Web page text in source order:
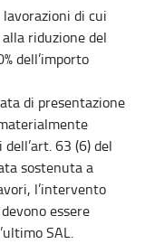
di cui
riduzione del
dell’importo
di presentazione
63 (6) del
sostenuta a
l’intervento
essere
SAL.